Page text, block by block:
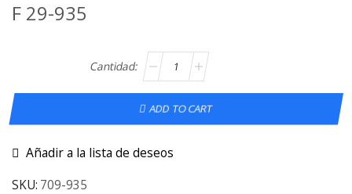
F 29-935
ADD TO CART
Añadir a la lista de deseos
SKU: 709-935